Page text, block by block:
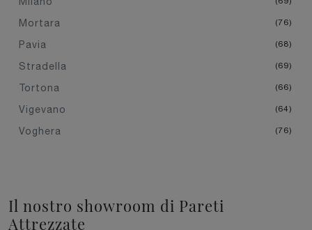
Mortara 76
Pavia 68
Stradella 69
Tortona 66
Vigevano 64
Voghera 76
Il nostro showroom di Pareti
Attrezzate